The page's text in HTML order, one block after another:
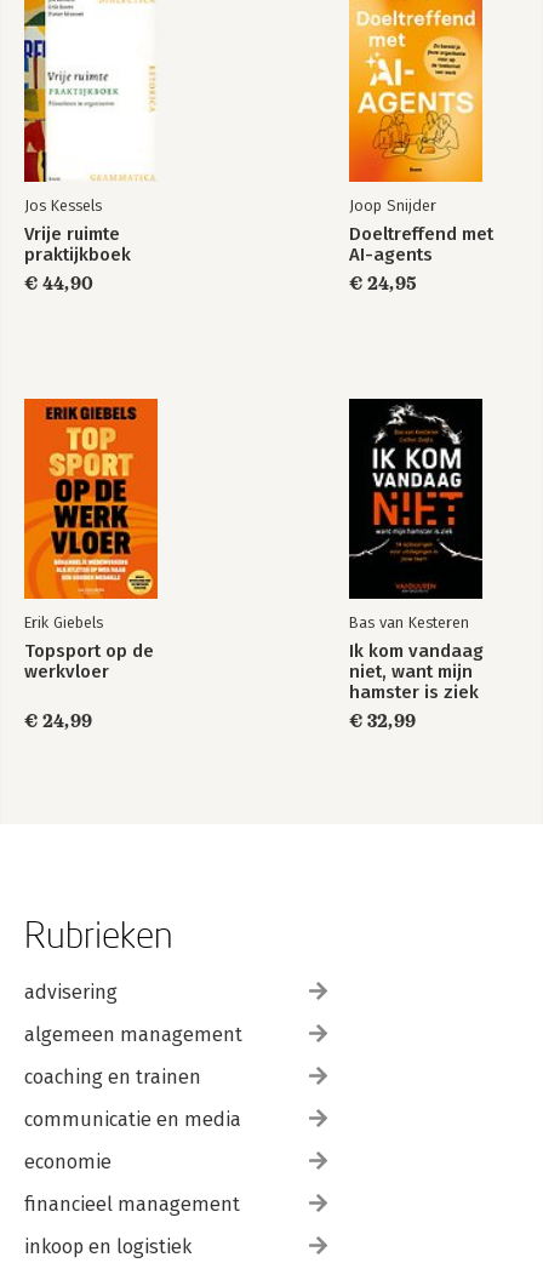
Jos Kessels
Vrije ruimte
praktijkboek
€ 44,90
Joop Snijder
Doeltreffend met
AI-agents
€ 24,95
Erik Giebels
Topsport op de
werkvloer
€ 24,99
Bas van Kesteren
Ik kom vandaag
niet, want mijn
hamster is ziek
€ 32,99
Rubrieken
advisering
algemeen management
coaching en trainen
communicatie en media
economie
financieel management
inkoop en logistiek